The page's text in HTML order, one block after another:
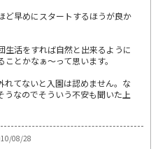
ど早めにスタートするほうが良か
生活をすれば自然と出来るように
とかなぁ～って思います。
れてないと入園は認めません。な
うなのでそういう不安も聞いた上
08/28